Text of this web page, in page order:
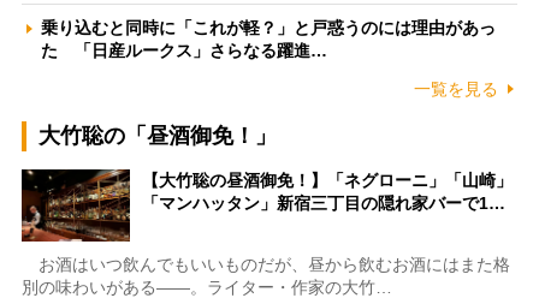
乗り込むと同時に「これが軽？」と戸惑うのには理由があっ
た 「日産ルークス」さらなる躍進…
一覧を見る
大竹聡の「昼酒御免！」
【大竹聡の昼酒御免！】「ネグローニ」「山崎」
「マンハッタン」新宿三丁目の隠れ家バーで1…
お酒はいつ飲んでもいいものだが、昼から飲むお酒にはまた格
別の味わいがある――。ライター・作家の大竹…